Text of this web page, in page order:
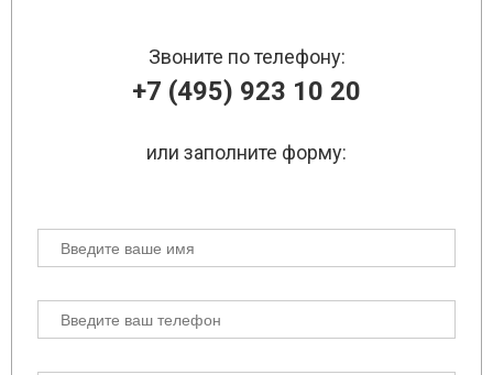
Звоните по телефону:
+7 (495) 923 10 20
или заполните форму: